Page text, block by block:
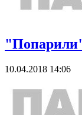
10.04.2018 14:06